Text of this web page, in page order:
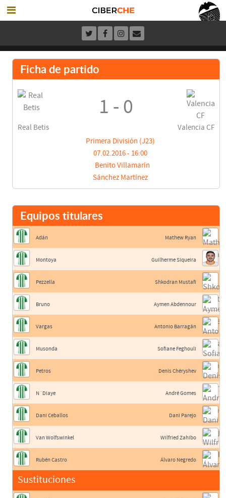
Ficha de partido
Real Betis
1 - 0
Valencia CF
Primera División (J23)
07.02.2016 - 16:00
Benito Villamarín
Sánchez Martínez
Equipos titulares
Adán
Montoya
Pezzella
Bruno
Vargas
Musonda
Petros
N´Diaye
Dani Ceballos
Van Wolfswinkel
Rubén Castro
Sustituciones
Mathew Ryan
Guilherme Siqueira
Shkodran Mustafi
Aymen Abdennour
Antonio Barragán
Sofiane Feghouli
Denís Chéryshev
André Gomes
Dani Parejo
Wilfried Zahibo
Álvaro Negredo